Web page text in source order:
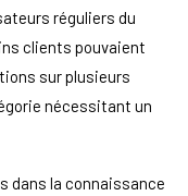
réguliers du
clients pouvaient
sur plusieurs
nécessitant un
dans la connaissance